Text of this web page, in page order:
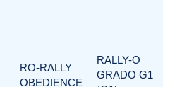
RO-RALLY
OBEDIENCE
RALLY-O
GRADO G1